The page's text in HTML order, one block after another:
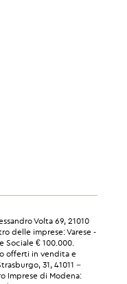
Volta 69, 21010
delle imprese: Varese -
Sociale € 100.000.
offerti in vendita e
31, 41011 –
Imprese di Modena: